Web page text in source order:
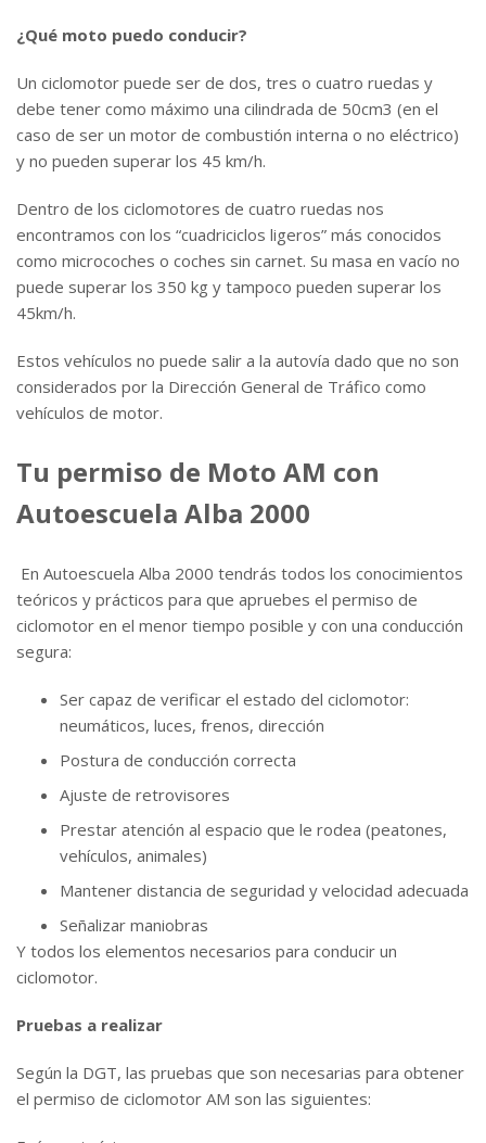
¿Qué moto puedo conducir?
Un ciclomotor puede ser de dos, tres o cuatro ruedas y
debe tener como máximo una cilindrada de 50cm3 (en el
caso de ser un motor de combustión interna o no eléctrico)
y no pueden superar los 45 km/h.
Dentro de los ciclomotores de cuatro ruedas nos
encontramos con los “cuadriciclos ligeros” más conocidos
como microcoches o coches sin carnet. Su masa en vacío no
puede superar los 350 kg y tampoco pueden superar los
45km/h.
Estos vehículos no puede salir a la autovía dado que no son
considerados por la Dirección General de Tráfico como
vehículos de motor.
Tu permiso de Moto AM con
Autoescuela Alba 2000
En Autoescuela Alba 2000 tendrás todos los conocimientos
teóricos y prácticos para que apruebes el permiso de
ciclomotor en el menor tiempo posible y con una conducción
segura:
Ser capaz de verificar el estado del ciclomotor:
neumáticos, luces, frenos, dirección
Postura de conducción correcta
Ajuste de retrovisores
Prestar atención al espacio que le rodea (peatones,
vehículos, animales)
Mantener distancia de seguridad y velocidad adecuada
Señalizar maniobras
Y todos los elementos necesarios para conducir un
ciclomotor.
Pruebas a realizar
Según la DGT, las pruebas que son necesarias para obtener
el permiso de ciclomotor AM son las siguientes: